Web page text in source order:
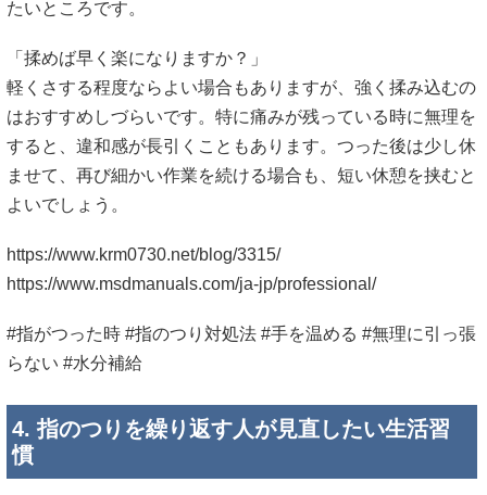
たいところです。
「揉めば早く楽になりますか？」
軽くさする程度ならよい場合もありますが、強く揉み込むの
はおすすめしづらいです。特に痛みが残っている時に無理を
すると、違和感が長引くこともあります。つった後は少し休
ませて、再び細かい作業を続ける場合も、短い休憩を挟むと
よいでしょう。
https://www.krm0730.net/blog/3315/
https://www.msdmanuals.com/ja-jp/professional/
#指がつった時 #指のつり対処法 #手を温める #無理に引っ張
らない #水分補給
4. 指のつりを繰り返す人が見直したい生活習
慣